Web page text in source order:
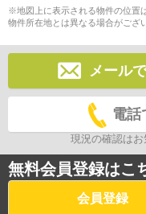
※地図上に表示される物件の位置
物件所在地とは異なる場合がござ
メール
電話
現況の確認はお
無料会員登録はこ
会員登録